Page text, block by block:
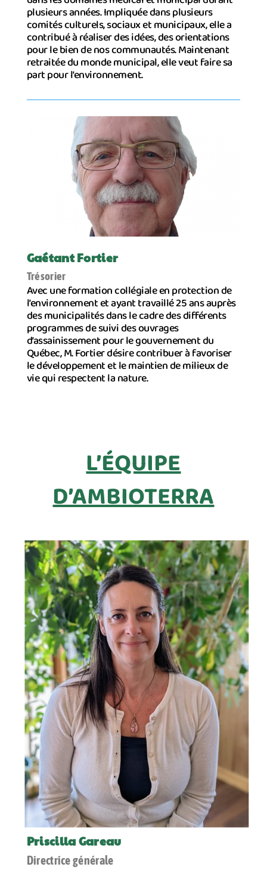
plusieurs années. Impliquée dans plusieurs
comités culturels, sociaux et municipaux, elle a
contribué à réaliser des idées, des orientations
pour le bien de nos communautés. Maintenant
retraitée du monde municipal, elle veut faire sa
part pour l’environnement.
Gaétant Fortier
Trésorier
Avec une formation collégiale en protection de
l’environnement et ayant travaillé 25 ans auprès
des municipalités dans le cadre des différents
programmes de suivi des ouvrages
d’assainissement pour le gouvernement du
Québec, M. Fortier désire contribuer à favoriser
le développement et le maintien de milieux de
vie qui respectent la nature.
L’ÉQUIPE
D’AMBIOTERRA
Priscilla Gareau
Directrice générale